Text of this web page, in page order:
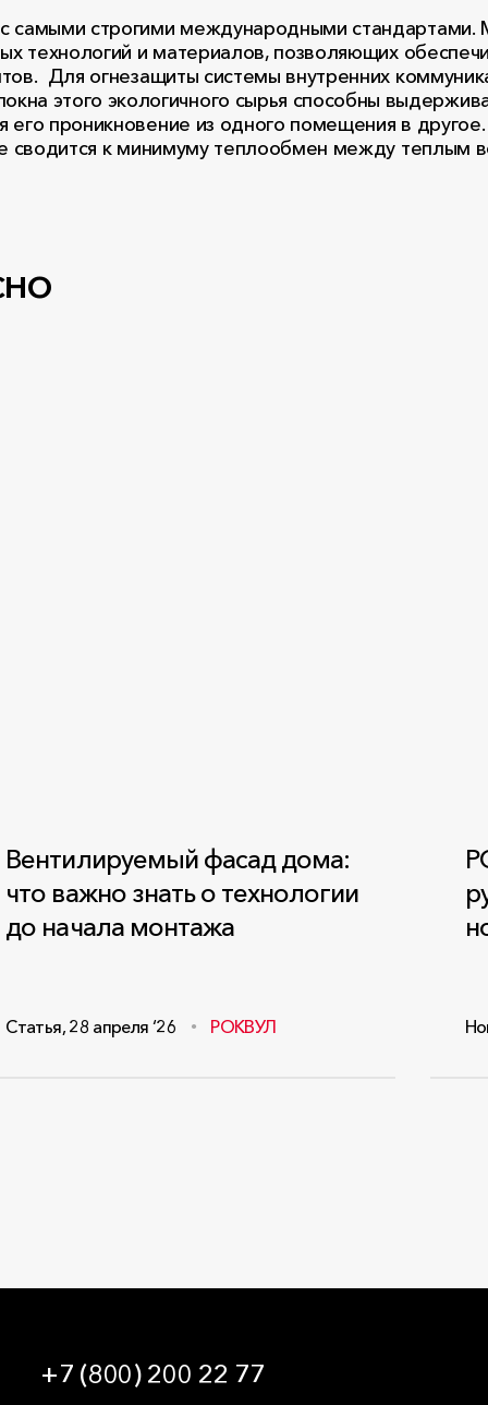
самыми строгими международными стандартами.
технологий и материалов, позволяющих
Для огнезащиты системы внутренних
этого экологичного сырья способны
проникновение из одного помещения в
сводится к минимуму теплообмен между теплым
Вентилируемый фасад дома:
что важно знать о технологии
до начала монтажа
Статья, 28 апреля ‘26 РОКВУЛ
+7 (800) 200 22 77